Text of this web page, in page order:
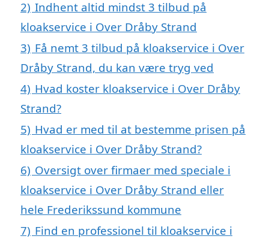
2) Indhent altid mindst 3 tilbud på
kloakservice i Over Dråby Strand
3) Få nemt 3 tilbud på kloakservice i Over
Dråby Strand, du kan være tryg ved
4) Hvad koster kloakservice i Over Dråby
Strand?
5) Hvad er med til at bestemme prisen på
kloakservice i Over Dråby Strand?
6) Oversigt over firmaer med speciale i
kloakservice i Over Dråby Strand eller
hele Frederikssund kommune
7) Find en professionel til kloakservice i